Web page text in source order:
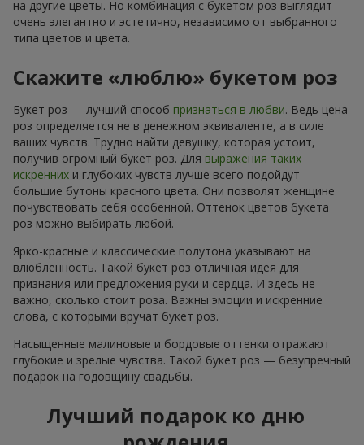
на другие цветы. Но комбинация с букетом роз выглядит
очень элегантно и эстетично, независимо от выбранного
типа цветов и цвета.
Скажите «люблю» букетом роз
Букет роз — лучший способ признаться в любви. Ведь цена
роз определяется не в денежном эквиваленте, а в силе
ваших чувств. Трудно найти девушку, которая устоит,
получив огромный букет роз. Для выражения таких
искренних и глубоких чувств лучше всего подойдут
большие бутоны красного цвета. Они позволят женщине
почувствовать себя особенной. Оттенок цветов букета
роз можно выбирать любой.
Ярко-красные и классические полутона указывают на
влюбленность. Такой букет роз отличная идея для
признания или предложения руки и сердца. И здесь не
важно, сколько стоит роза. Важны эмоции и искренние
слова, с которыми вручат букет роз.
Насыщенные малиновые и бордовые оттенки отражают
глубокие и зрелые чувства. Такой букет роз — безупречный
подарок на годовщину свадьбы.
Лучший подарок ко дню